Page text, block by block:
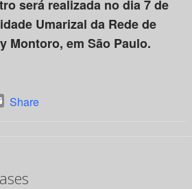
será realizada no dia 7 de
Umarizal da Rede de
Montoro, em São Paulo.
Email
Share